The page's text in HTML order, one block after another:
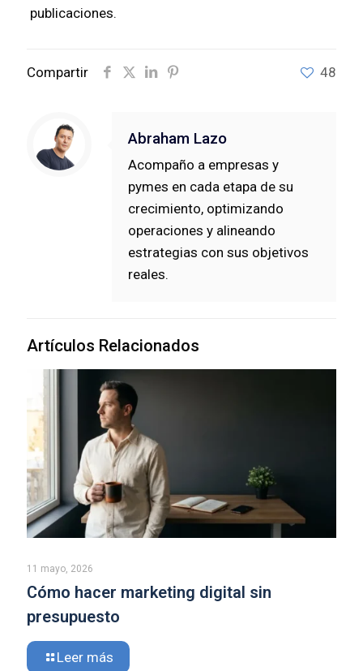
publicaciones.
Compartir 48
Abraham Lazo
Acompaño a empresas y
pymes en cada etapa de su
crecimiento, optimizando
operaciones y alineando
estrategias con sus objetivos
reales.
Artículos Relacionados
11 mayo, 2026
Cómo hacer marketing digital sin
presupuesto
Leer más